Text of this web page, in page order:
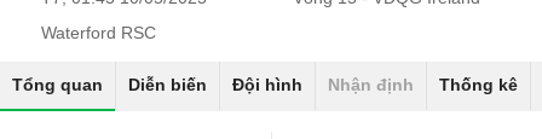
Waterford RSC
Tổng quan Diễn biến Đội hình Nhận định Thống kê